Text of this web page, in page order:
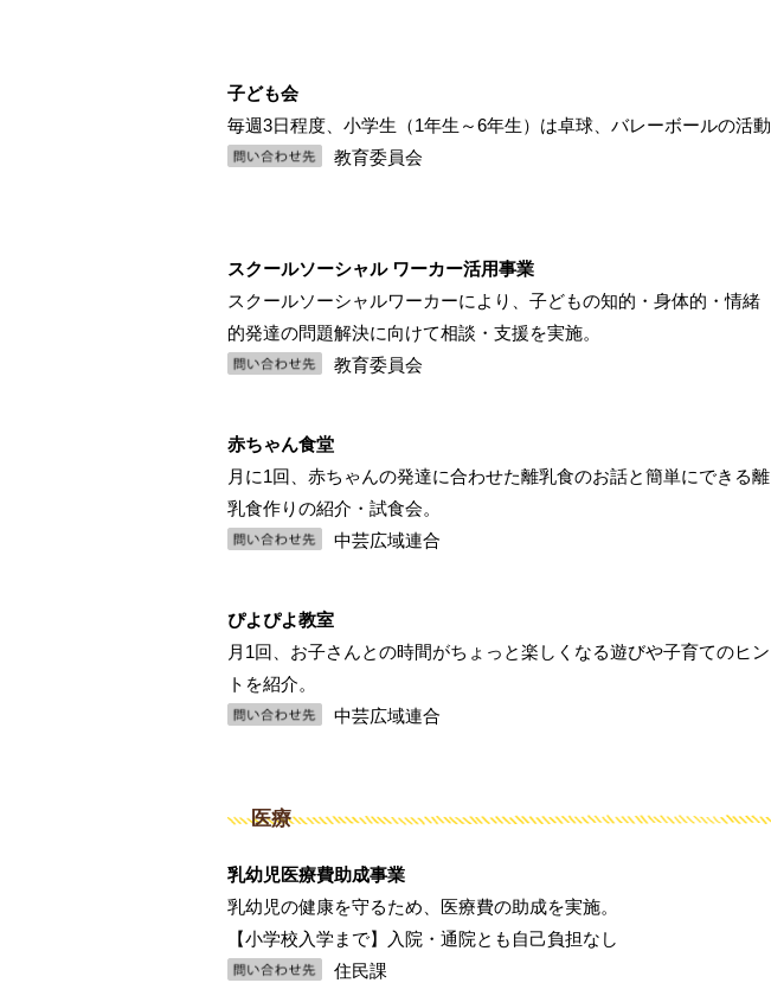
子ども会
毎週3日程度、小学生（1年生～6年生）は卓球、バレーボールの活動
教育委員会
スクールソーシャル ワーカー活用事業
スクールソーシャルワーカーにより、子どもの知的・身体的・情緒
的発達の問題解決に向けて相談・支援を実施。
教育委員会
赤ちゃん食堂
月に1回、赤ちゃんの発達に合わせた離乳食のお話と簡単にできる離
乳食作りの紹介・試食会。
中芸広域連合
ぴよぴよ教室
月1回、お子さんとの時間がちょっと楽しくなる遊びや子育てのヒン
トを紹介。
中芸広域連合
医療
乳幼児医療費助成事業
乳幼児の健康を守るため、医療費の助成を実施。
【小学校入学まで】入院・通院とも自己負担なし
住民課